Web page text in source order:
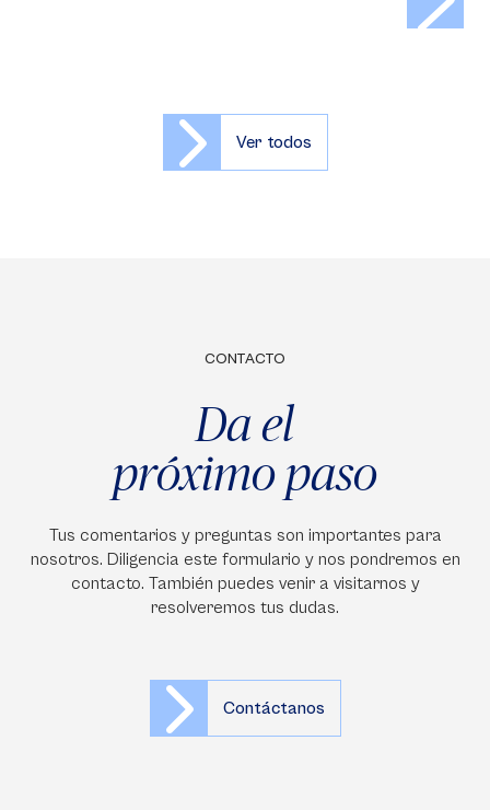
Ver todos
CONTACTO
Da el
próximo paso
Tus comentarios y preguntas son importantes para
nosotros. Diligencia este formulario y nos pondremos en
contacto. También puedes venir a visitarnos y
resolveremos tus dudas.
Contáctanos